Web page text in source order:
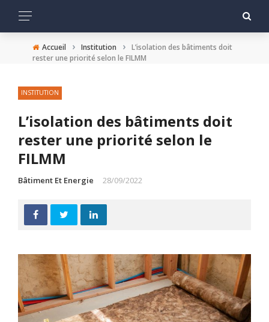
Accueil › Institution › L’isolation des bâtiments doit
rester une priorité selon le FILMM
INSTITUTION
L’isolation des bâtiments doit
rester une priorité selon le
FILMM
Bâtiment Et Energie 28/09/2022